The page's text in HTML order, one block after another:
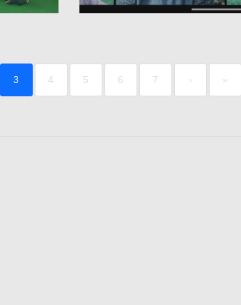
3 4 5 6 7 › »